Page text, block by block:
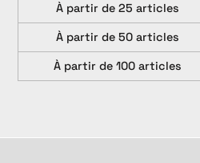
À partir de 25 articles
À partir de 50 articles
À partir de 100 articles